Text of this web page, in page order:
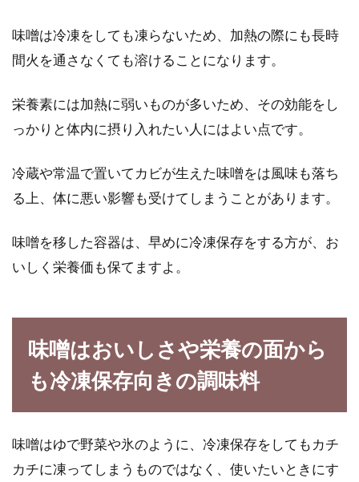
味噌は冷凍をしても凍らないため、加熱の際にも長時
間火を通さなくても溶けることになります。
栄養素には加熱に弱いものが多いため、その効能をし
っかりと体内に摂り入れたい人にはよい点です。
冷蔵や常温で置いてカビが生えた味噌をは風味も落ち
る上、体に悪い影響も受けてしまうことがあります。
味噌を移した容器は、早めに冷凍保存をする方が、お
いしく栄養価も保てますよ。
味噌はおいしさや栄養の面から
も冷凍保存向きの調味料
味噌はゆで野菜や氷のように、冷凍保存をしてもカチ
カチに凍ってしまうものではなく、使いたいときにす